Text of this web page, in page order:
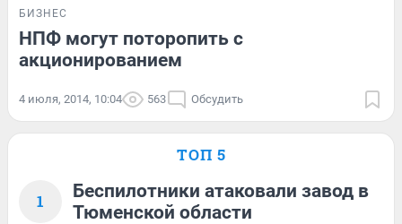
БИЗНЕС
НПФ могут поторопить с
акционированием
4 июля, 2014, 10:04 563 Обсудить
ТОП 5
1
Беспилотники атаковали завод в
Тюменской области